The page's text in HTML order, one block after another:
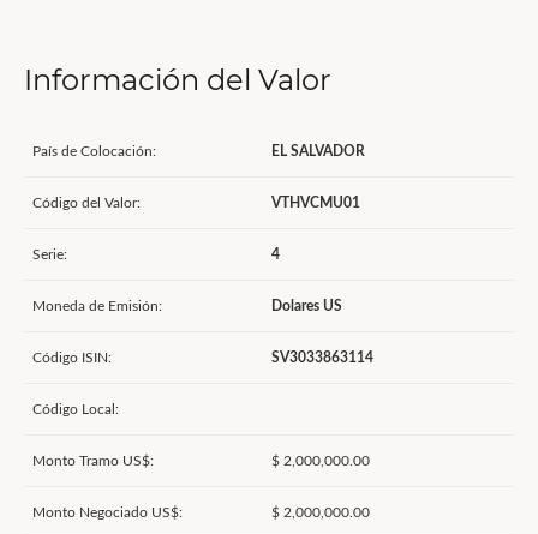
Información del Valor
País de Colocación: EL SALVADOR
Código del Valor: VTHVCMU01
Serie: 4
Moneda de Emisión: Dolares US
Código ISIN: SV3033863114
Código Local:
Monto Tramo US$: $ 2,000,000.00
Monto Negociado US$: $ 2,000,000.00